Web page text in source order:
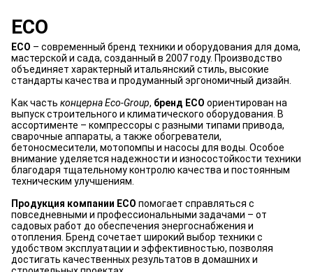
ECO
ECO – современный бренд техники и оборудования для дома,
мастерской и сада, созданный в 2007 году. Производство
объединяет характерный итальянский стиль, высокие
стандарты качества и продуманный эргономичный дизайн.
Как часть концерна Eco-Group, бренд ECO ориентирован на
выпуск строительного и климатического оборудования. В
ассортименте – компрессоры с разными типами привода,
сварочные аппараты, а также обогреватели,
бетоносмесители, мотопомпы и насосы для воды. Особое
внимание уделяется надежности и износостойкости техники
благодаря тщательному контролю качества и постоянным
техническим улучшениям.
Продукция компании ECO помогает справляться с
повседневными и профессиональными задачами – от
садовых работ до обеспечения энергоснабжения и
отопления. Бренд сочетает широкий выбор техники с
удобством эксплуатации и эффективностью, позволяя
достигать качественных результатов в домашних и